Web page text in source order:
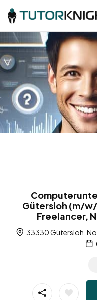
Gütersloh (m/
Freelancer,
33330 Gütersloh,